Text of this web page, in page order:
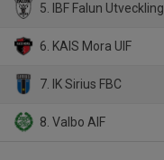
5. IBF Falun Utveckling Svart
6. KAIS Mora UIF
7. IK Sirius FBC
8. Valbo AIF